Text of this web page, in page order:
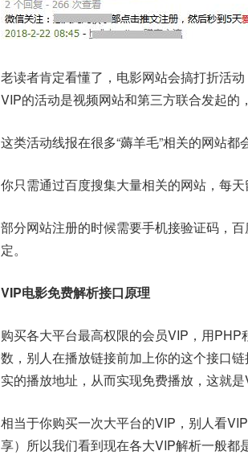
老读者肯定看懂了，电影网站会搞打折活
VIP的活动是视频网站和第三方联合发起
这类活动线报在很多“薅羊毛”相关的网站都
你只需通过百度搜集大量相关的网站，每天
部分网站注册的时候需要手机接验证码，
定。
VIP电影免费解析接口原理
购买各大平台最高权限的会员VIP，用
数，别人在播放链接前加上你的这个接口
实的播放地址，从而实现免费播放，这就是
相当于你购买一次大平台的VIP，别人看
享）所以我们看到现在各大VIP解析一般